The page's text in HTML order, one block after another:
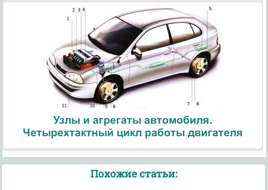
Узлы и агрегаты автомобиля.
Четырехтактный цикл работы двигателя
Похожие статьи: